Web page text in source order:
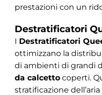
prestazioni con un
Destratificatori
I Destratificatori
ottimizzano la
di ambienti di grandi
da calcettocoperti.
stratificazione